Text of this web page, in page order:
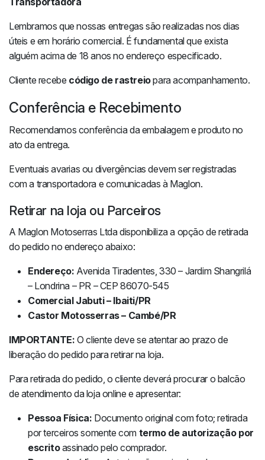
Lembramos que nossas entregas são realizadas nos dias
úteis e em horário comercial. É fundamental que exista
alguém acima de 18 anos no endereço especificado.
Cliente recebe código de rastreiopara acompanhamento.
Conferência e Recebimento
Recomendamos conferência da embalagem e produto no
ato da entrega.
Eventuais avarias ou divergências devem ser registradas
com a transportadora e comunicadas à Maglon.
Retirar na loja ou Parceiros
A Maglon Motoserras Ltda disponibiliza a opção de retirada
do pedido no endereço abaixo:
Endereço: Avenida Tiradentes, 330 – Jardim Shangrilá
– Londrina – PR – CEP 86070-545
Comercial Jabuti – Ibaiti/PR
Castor Motosserras – Cambé/PR
IMPORTANTE: O cliente deve se atentar ao prazo de
liberação do pedido para retirar na loja.
Para retirada do pedido, o cliente deverá procurar o balcão
de atendimento da loja online e apresentar:
Pessoa Física: Documento original com foto; retirada
por terceiros somente com termo de autorização por
escritoassinado pelo comprador.